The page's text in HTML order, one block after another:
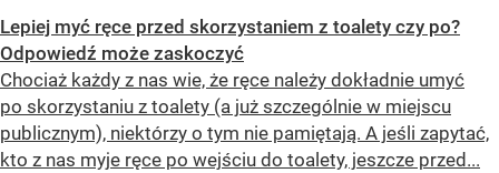
Lepiej myć ręce przed skorzystaniem z toalety czy po?
Odpowiedź może zaskoczyć
Chociaż każdy z nas wie, że ręce należy dokładnie umyć
po skorzystaniu z toalety (a już szczególnie w miejscu
publicznym), niektórzy o tym nie pamiętają. A jeśli zapytać,
kto z nas myje ręce po wejściu do toalety, jeszcze przed...